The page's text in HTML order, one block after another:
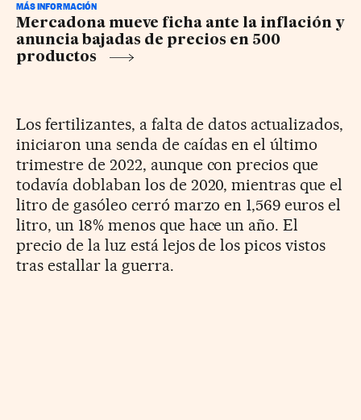
MÁS INFORMACIÓN
Mercadona mueve ficha ante la inflación y
anuncia bajadas de precios en 500
productos
Los fertilizantes, a falta de datos actualizados,
iniciaron una senda de caídas en el último
trimestre de 2022, aunque con precios que
todavía doblaban los de 2020, mientras que el
litro de gasóleo cerró marzo en 1,569 euros el
litro, un 18% menos que hace un año. El
precio de la luz está lejos de los picos vistos
tras estallar la guerra.